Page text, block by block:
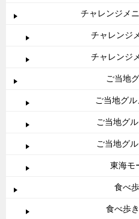
チャレンジメ
チャレンジ
チャレンジ
ご当地
ご当地グ
ご当地グ
ご当地グ
東海モ
食べ
食べ歩